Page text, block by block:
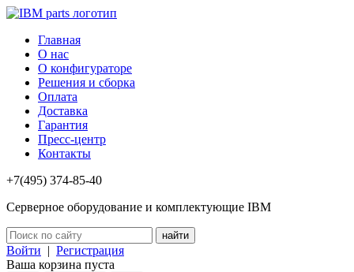
Главная
О нас
О конфигураторе
Решения и сборка
Оплата
Доставка
Гарантия
Пресс-центр
Контакты
+7(495) 374-85-40
Серверное оборудование и комплектующие IBM
Войти | Регистрация
Ваша корзина пуста